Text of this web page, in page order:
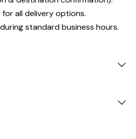
for all delivery options.
standard business hours.